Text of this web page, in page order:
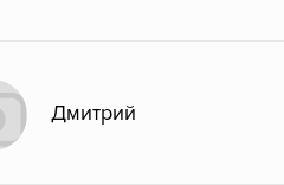
Дмитрий